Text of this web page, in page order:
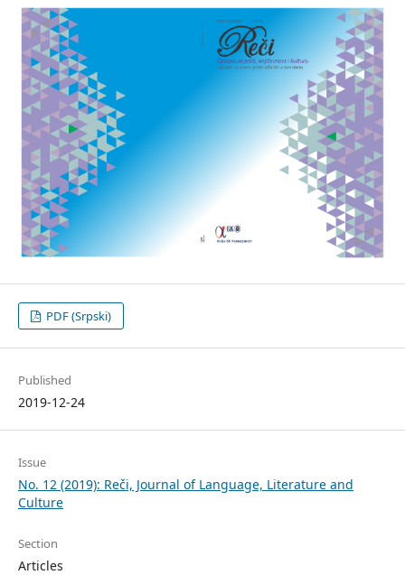
PDF (Srpski)
Published
2019-12-24
Issue
No. 12 (2019): Reči, Journal of Language, Literature and
Culture
Section
Articles